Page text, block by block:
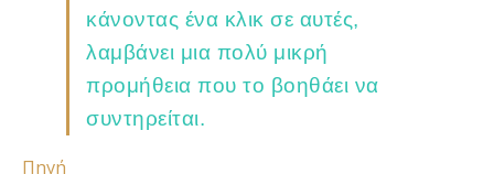
κάνοντας ένα κλικ σε αυτές,
λαμβάνει μια πολύ μικρή
προμήθεια που το βοηθάει να
συντηρείται.
Πηγή